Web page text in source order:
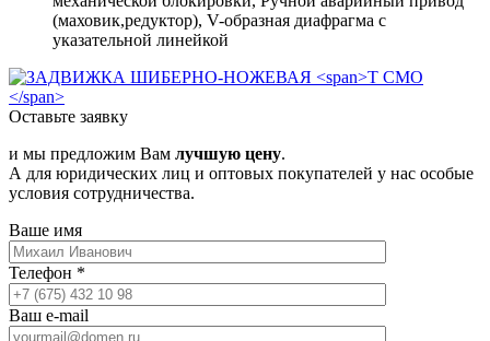
(маховик,редуктор), V-образная диафрагма с
указательной линейкой
Оставьте заявку
и мы предложим Вам лучшую цену.
А для юридических лиц и оптовых покупателей у нас особые
условия сотрудничества.
Ваше имя
Телефон *
Ваш e-mail